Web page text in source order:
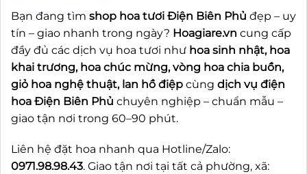
Bạn đang tìm shop hoa tươi Điện Biên Phủ đẹp – uy
tín – giao nhanh trong ngày? Hoagiare.vn cung cấp
đầy đủ các dịch vụ hoa tươi như hoa sinh nhật, hoa
khai trương, hoa chúc mừng, vòng hoa chia buồn,
giỏ hoa nghệ thuật, lan hồ điệp cùng dịch vụ điện
hoa Điện Biên Phủ chuyên nghiệp – chuẩn mẫu –
giao tận nơi trong 60–90 phút.
Liên hệ đặt hoa nhanh qua Hotline/Zalo:
0971.98.98.43. Giao tận nơi tại tất cả phường, xã: